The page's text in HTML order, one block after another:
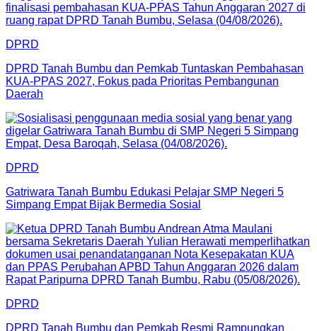
DPRD
DPRD Tanah Bumbu dan Pemkab Tuntaskan Pembahasan
KUA-PPAS 2027, Fokus pada Prioritas Pembangunan
Daerah
DPRD
Gatriwara Tanah Bumbu Edukasi Pelajar SMP Negeri 5
Simpang Empat Bijak Bermedia Sosial
DPRD
DPRD Tanah Bumbu dan Pemkab Resmi Rampungkan